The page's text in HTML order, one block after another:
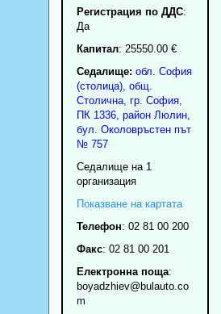
Регистрация по ДДС:
Да
Капитал: 25550.00 €
Седалище: обл. София
(столица), общ.
Столична, гр. София,
ПК 1336, район Люлин,
бул. Околовръстен път
№ 757
Седалище на 1
организация
Показване на картата
Телефон: 02 81 00 200
Факс: 02 81 00 201
Електронна поща:
boyadzhiev@bulauto.co
m